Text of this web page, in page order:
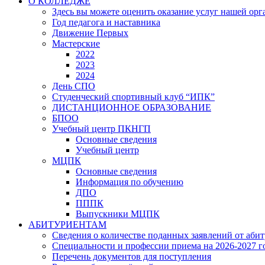
Здесь вы можете оценить оказание услуг нашей
Год педагога и наставника
Движение Первых
Мастерские
2022
2023
2024
День СПО
Студенческий спортивный клуб “ИПК”
ДИСТАНЦИОННОЕ ОБРАЗОВАНИЕ
БПОО
Учебный центр ПКНГП
Основные сведения
Учебный центр
МЦПК
Основные сведения
Информация по обучению
ДПО
ПППК
Выпускники МЦПК
АБИТУРИЕНТАМ
Сведения о количестве поданных заявлений от
Специальности и профессии приема на 2026-2027
Перечень документов для поступления